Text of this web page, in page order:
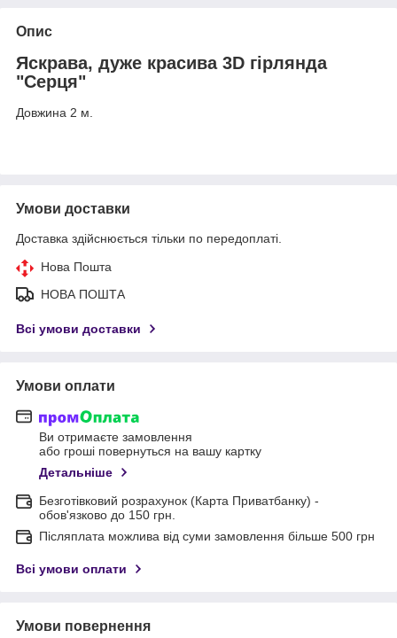
Опис
Яскрава, дуже красива 3D гірлянда
"Серця"
Довжина 2 м.
Умови доставки
Доставка здійснюється тільки по передоплаті.
Нова Пошта
НОВА ПОШТА
Всі умови доставки
Умови оплати
Ви отримаєте замовлення
або гроші повернуться на вашу картку
Детальніше
Безготівковий розрахунок (Карта Приватбанку) -
обов'язково до 150 грн.
Післяплата можлива від суми замовлення більше 500 грн
Всі умови оплати
Умови повернення